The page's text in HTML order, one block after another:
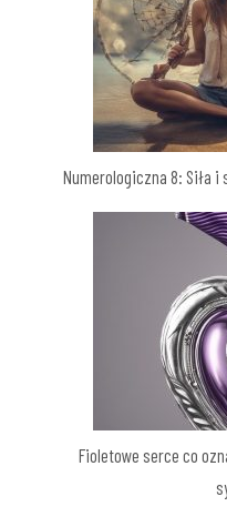
Numerologiczna 8: Siła
Fioletowe serce co